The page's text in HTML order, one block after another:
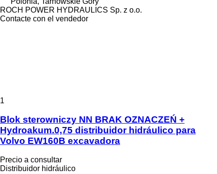
ROCH POWER HYDRAULICS Sp. z o.o.
Contacte con el vendedor
1
Blok sterowniczy NN BRAK OZNACZEŃ +
Hydroakum.0,75 distribuidor hidráulico para
Volvo EW160B excavadora
Precio a consultar
Distribuidor hidráulico